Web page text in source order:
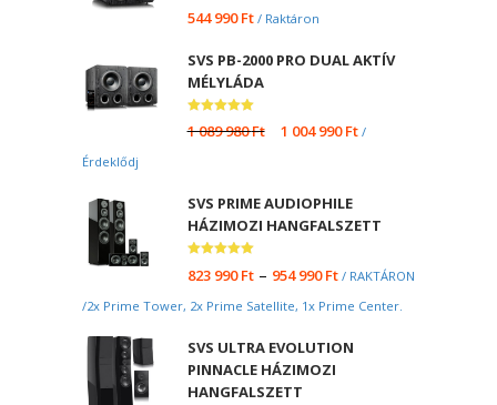
5.00/ 5
544 990Ft/ Raktáron
SVS PB-2000 PRO DUAL AKTÍV
MÉLYLÁDA
5.00/ 5
1 089 980Ft 1 004 990Ft/
Érdeklődj
SVS PRIME AUDIOPHILE
HÁZIMOZI HANGFALSZETT
5.00/ 5
823 990Ft– 954 990Ft/ RAKTÁRON
/2x Prime Tower, 2x Prime Satellite, 1x Prime Center.
SVS ULTRA EVOLUTION
PINNACLE HÁZIMOZI
HANGFALSZETT